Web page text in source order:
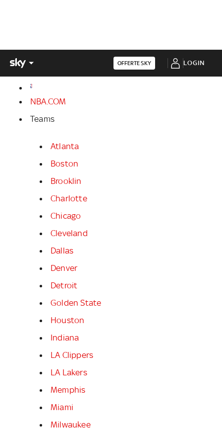
OFFERTE SKY LOGIN
NBA.COM
Teams
Atlanta
Boston
Brooklin
Charlotte
Chicago
Cleveland
Dallas
Denver
Detroit
Golden State
Houston
Indiana
LA Clippers
LA Lakers
Memphis
Miami
Milwaukee